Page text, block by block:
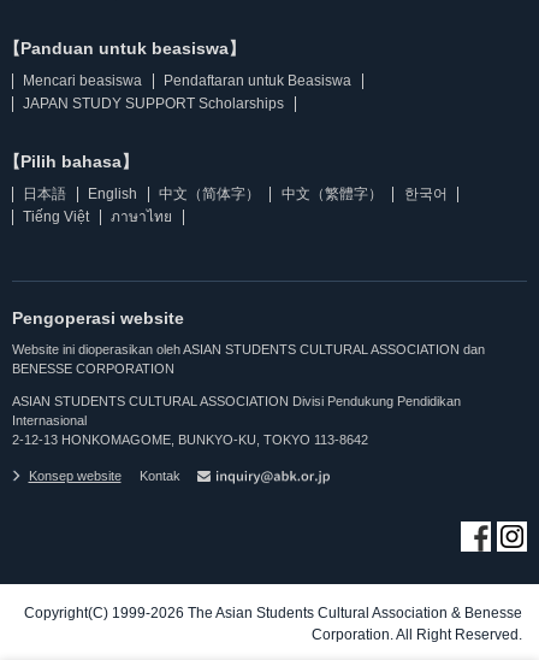
【Panduan untuk beasiswa】
Mencari beasiswa
Pendaftaran untuk Beasiswa
JAPAN STUDY SUPPORT Scholarships
【Pilih bahasa】
日本語 English 中文（简体字） 中文（繁體字）
한국어
Tiếng Việt
ภาษาไทย
Pengoperasi website
Website ini dioperasikan oleh ASIAN STUDENTS CULTURAL ASSOCIATION dan
BENESSE CORPORATION
ASIAN STUDENTS CULTURAL ASSOCIATION Divisi Pendukung Pendidikan
Internasional
2-12-13 HONKOMAGOME, BUNKYO-KU, TOKYO 113-8642
Konsep website Kontak
Copyright(C) 1999-2026 The Asian Students Cultural Association & Benesse
Corporation. All Right Reserved.